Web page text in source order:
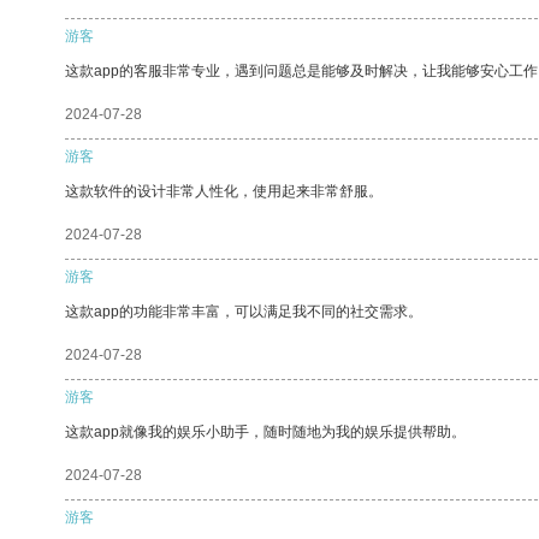
游客
这款app的客服非常专业，遇到问题总是能够及时解决，让我能够安心工
2024-07-28
游客
这款软件的设计非常人性化，使用起来非常舒服。
2024-07-28
游客
这款app的功能非常丰富，可以满足我不同的社交需求。
2024-07-28
游客
这款app就像我的娱乐小助手，随时随地为我的娱乐提供帮助。
2024-07-28
游客